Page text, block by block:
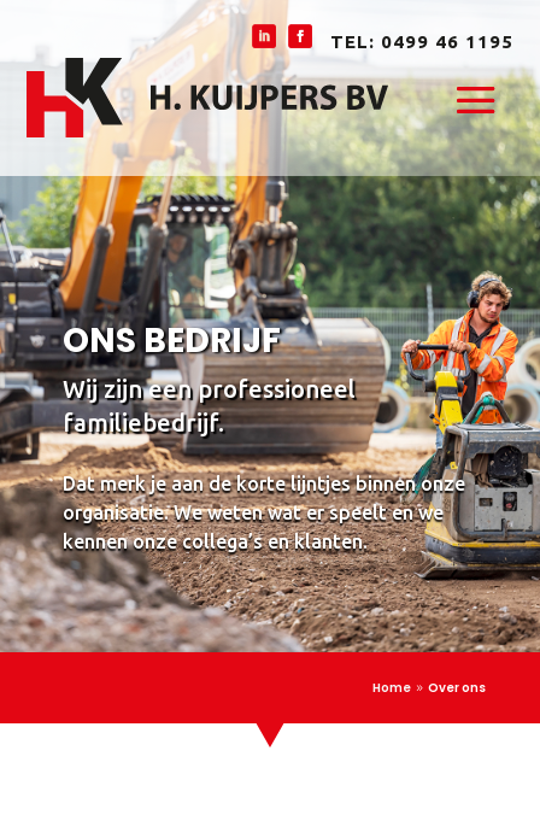
TEL: 0499 46 1195
ONS BEDRIJF
Wij zijn een professioneel
familiebedrijf.
Dat merk je aan de korte lijntjes binnen onze
organisatie. We weten wat er speelt en we
kennen onze collega’s en klanten.
Home 9 Over ons